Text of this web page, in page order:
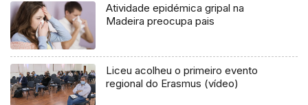
Atividade epidémica gripal na
Madeira preocupa pais
Liceu acolheu o primeiro evento
regional do Erasmus (vídeo)